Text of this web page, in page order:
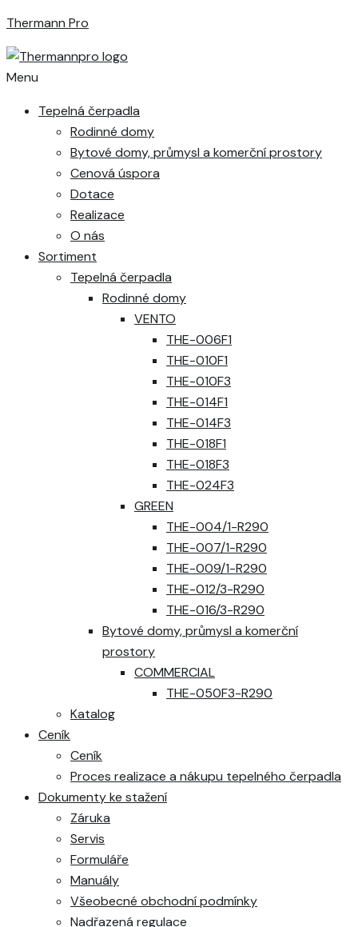
Thermann Pro
Menu
Tepelná čerpadla
Rodinné domy
Bytové domy, průmysl a komerční prostory
Cenová úspora
Dotace
Realizace
O nás
Sortiment
Tepelná čerpadla
Rodinné domy
VENTO
THE-006F1
THE-010F1
THE-010F3
THE-014F1
THE-014F3
THE-018F1
THE-018F3
THE-024F3
GREEN
THE-004/1-R290
THE-007/1-R290
THE-009/1-R290
THE-012/3-R290
THE-016/3-R290
Bytové domy, průmysl a komerční
prostory
COMMERCIAL
THE-050F3-R290
Katalog
Ceník
Ceník
Proces realizace a nákupu tepelného čerpadla
Dokumenty ke stažení
Záruka
Servis
Formuláře
Manuály
Všeobecné obchodní podmínky
Nadřazená regulace